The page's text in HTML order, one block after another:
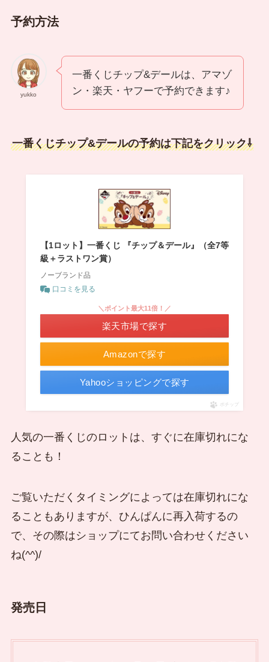
予約方法
yukko
一番くじチップ&デールは、アマゾ
ン・楽天・ヤフーで予約できます♪
一番くじチップ&デールの予約は下記をクリック⇩
【1ロット】一番くじ 『チップ＆デール』（全7等
級＋ラストワン賞）
ノーブランド品
口コミを見る
Amazonで探す
＼ポイント最大11倍！／
楽天市場で探す
Yahooショッピングで探す
ポチップ
人気の一番くじのロットは、すぐに在庫切れにな
ることも！
ご覧いただくタイミングによっては在庫切れにな
ることもありますが、ひんぱんに再入荷するの
で、その際はショップにてお問い合わせください
ね(^^)/
発売日